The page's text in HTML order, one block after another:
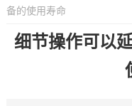
备的使用寿命
细节操作可以